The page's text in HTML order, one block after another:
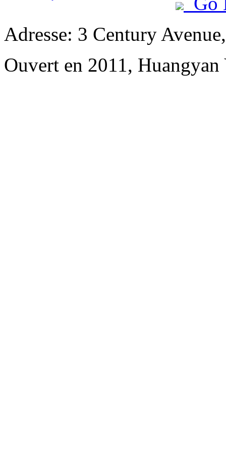
Adresse: 3 Century
Ouvert en 2011,